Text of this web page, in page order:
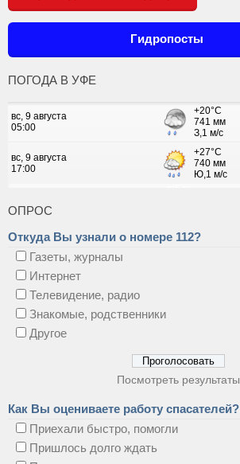
Гидропосты
ПОГОДА В УФЕ
ОПРОС
Откуда Вы узнали о номере 112?
Газеты, журналы
Интернет
Телевидение, радио
Знакомые, родственники
Другое
Посмотреть результаты
Как Вы оцениваете работу спасателей?
Приехали быстро, помогли
Пришлось долго ждать